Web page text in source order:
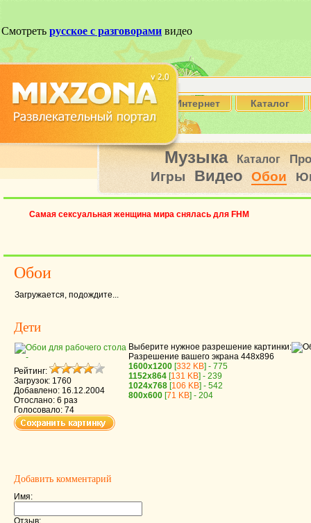
Интернет Каталог
Музыка Каталог
Игры Видео Обои
Самая сексуальная женщина мира снялась для FHM
Обои
Загружается, подождите...
Дети
Рейтинг:
Загрузок: 1760
Добавлено: 16.12.2004
Отослано: 6 раз
Голосовало: 74
Выберите нужное разрешение картинки:
Разрешение вашего экрана 448x896
1600x1200 [332 KB] - 775
1152x864 [131 KB] - 239
1024x768 [106 KB] - 542
800x600 [71 KB] - 204
Добавить комментарий
Имя:
Отзыв: